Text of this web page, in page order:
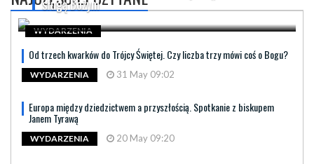
sługą Bożym
WYDARZENIA
Od trzech kwarków do Trójcy Świętej. Czy liczba trzy mówi coś o Bogu?
WYDARZENIA 31 May 09:02
Europa między dziedzictwem a przyszłością. Spotkanie z biskupem
Janem Tyrawą
WYDARZENIA 20 May 09:20